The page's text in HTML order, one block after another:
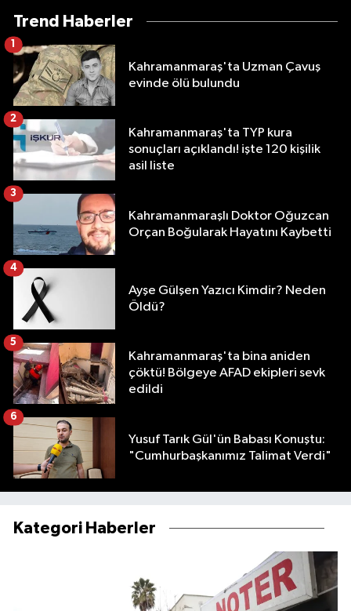
Trend Haberler
Kahramanmaraş'ta Uzman Çavuş
evinde ölü bulundu
1
Kahramanmaraş'ta TYP kura
sonuçları açıklandı! işte 120 kişilik
asil liste
2
Kahramanmaraşlı Doktor Oğuzcan
Orçan Boğularak Hayatını Kaybetti
3
Ayşe Gülşen Yazıcı Kimdir? Neden
Öldü?
4
Kahramanmaraş'ta bina aniden
çöktü! Bölgeye AFAD ekipleri sevk
edildi
5
Yusuf Tarık Gül'ün Babası Konuştu:
"Cumhurbaşkanımız Talimat Verdi"
6
Kategori Haberler